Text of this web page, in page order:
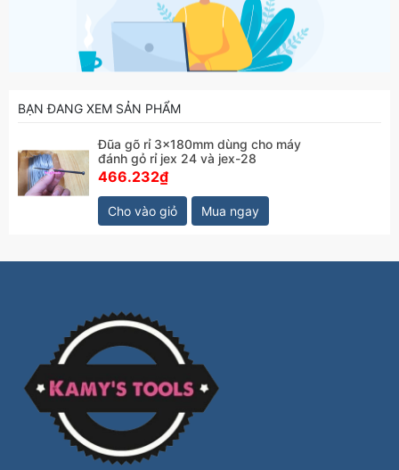
BẠN ĐANG XEM SẢN PHẨM
Đũa gõ rỉ 3x180mm dùng cho máy
đánh gỏ rỉ jex 24 và jex-28
466.232₫
Cho vào giỏ Mua ngay